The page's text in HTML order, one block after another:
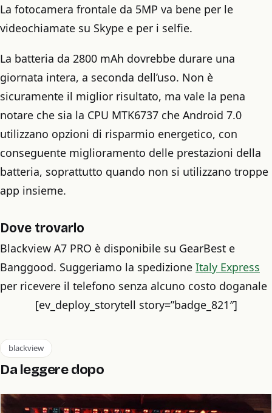
La fotocamera frontale da 5MP va bene per le
videochiamate su Skype e per i selfie.
La batteria da 2800 mAh dovrebbe durare una
giornata intera, a seconda dell’uso. Non è
sicuramente il miglior risultato, ma vale la pena
notare che sia la CPU MTK6737 che Android 7.0
utilizzano opzioni di risparmio energetico, con
conseguente miglioramento delle prestazioni della
batteria, soprattutto quando non si utilizzano troppe
app insieme.
Dove trovarlo
Blackview A7 PRO è disponibile su GearBest e
Banggood. Suggeriamo la spedizione Italy Express
per ricevere il telefono senza alcuno costo doganale
[ev_deploy_storytell story=”badge_821″]
blackview
Da leggere dopo